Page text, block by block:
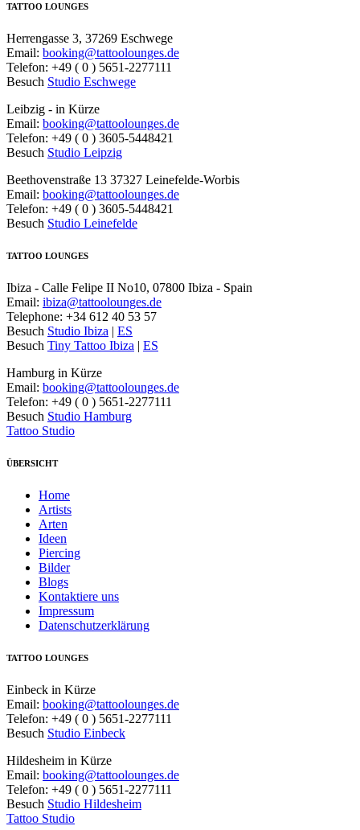
TATTOO LOUNGES
Herrengasse 3, 37269 Eschwege
Email: booking@tattoolounges.de
Telefon: +49 ( 0 ) 5651-2277111
Besuch Studio Eschwege
Leibzig - in Kürze
Email: booking@tattoolounges.de
Telefon: +49 ( 0 ) 3605-5448421
Besuch Studio Leipzig
Beethovenstraße 13 37327 Leinefelde-Worbis
Email: booking@tattoolounges.de
Telefon: +49 ( 0 ) 3605-5448421
Besuch Studio Leinefelde
TATTOO LOUNGES
Ibiza - Calle Felipe II No10, 07800 Ibiza - Spain
Email: ibiza@tattoolounges.de
Telephone: +34 612 40 53 57
Besuch Studio Ibiza | ES
Besuch Tiny Tattoo Ibiza | ES
Hamburg in Kürze
Email: booking@tattoolounges.de
Telefon: +49 ( 0 ) 5651-2277111
Besuch Studio Hamburg
Tattoo Studio
ÜBERSICHT
Home
Artists
Arten
Ideen
Piercing
Bilder
Blogs
Kontaktiere uns
Impressum
Datenschutzerklärung
TATTOO LOUNGES
Einbeck in Kürze
Email: booking@tattoolounges.de
Telefon: +49 ( 0 ) 5651-2277111
Besuch Studio Einbeck
Hildesheim in Kürze
Email: booking@tattoolounges.de
Telefon: +49 ( 0 ) 5651-2277111
Besuch Studio Hildesheim
Tattoo Studio